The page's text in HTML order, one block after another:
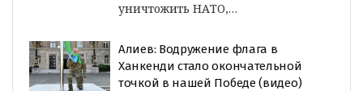
уничтожить НАТО,…
Алиев: Водружение флага в
Ханкенди стало окончательной
точкой в нашей Победе (видео)